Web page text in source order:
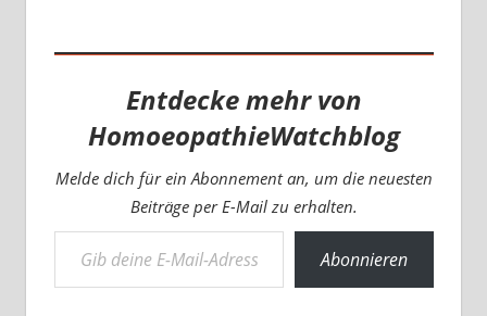
Entdecke mehr von
HomoeopathieWatchblog
Melde dich für ein Abonnement an, um die neuesten
Beiträge per E-Mail zu erhalten.
Gib deine E-Mail-Adresse ein ...
Abonnieren